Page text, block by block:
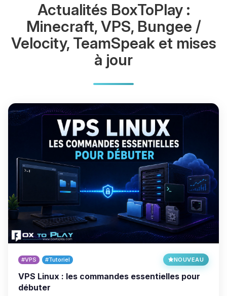
Actualités BoxToPlay :
Minecraft, VPS, Bungee /
Velocity, TeamSpeak et mises
à jour
#VPS #Tutoriel NOUVEAU
VPS Linux : les commandes essentielles pour
débuter